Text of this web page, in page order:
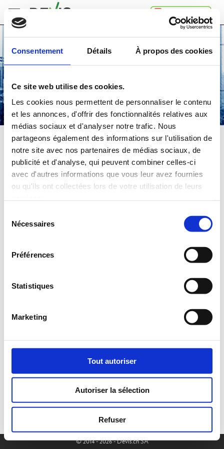
Consentement Détails À propos des cookies
Ce site web utilise des cookies.
Les cookies nous permettent de personnaliser le contenu
et les annonces, d'offrir des fonctionnalités relatives aux
médias sociaux et d'analyser notre trafic. Nous
partageons également des informations sur l'utilisation de
notre site avec nos partenaires de médias sociaux, de
publicité et d'analyse, qui peuvent combiner celles-ci
avec d'autres informations que vous leur avez fournies
ou qu'ils ont collectées lors de votre utilisation de leurs
Nécessaires
Préférences
Statistiques
Marketing
Tout autoriser
Autoriser la sélection
Refuser
Accueil
ça
A
propos
Devis.ch
SA
Contact
Espace
entreprises
Mentions
légales
VITRES
Comparezgratuitement
jusqu'à 4 devis
et choisissez lameilleure offre
Dans quelle région souhaitez-vous faire vos travaux?
© 2014 - 2026 - Devis.ch SA